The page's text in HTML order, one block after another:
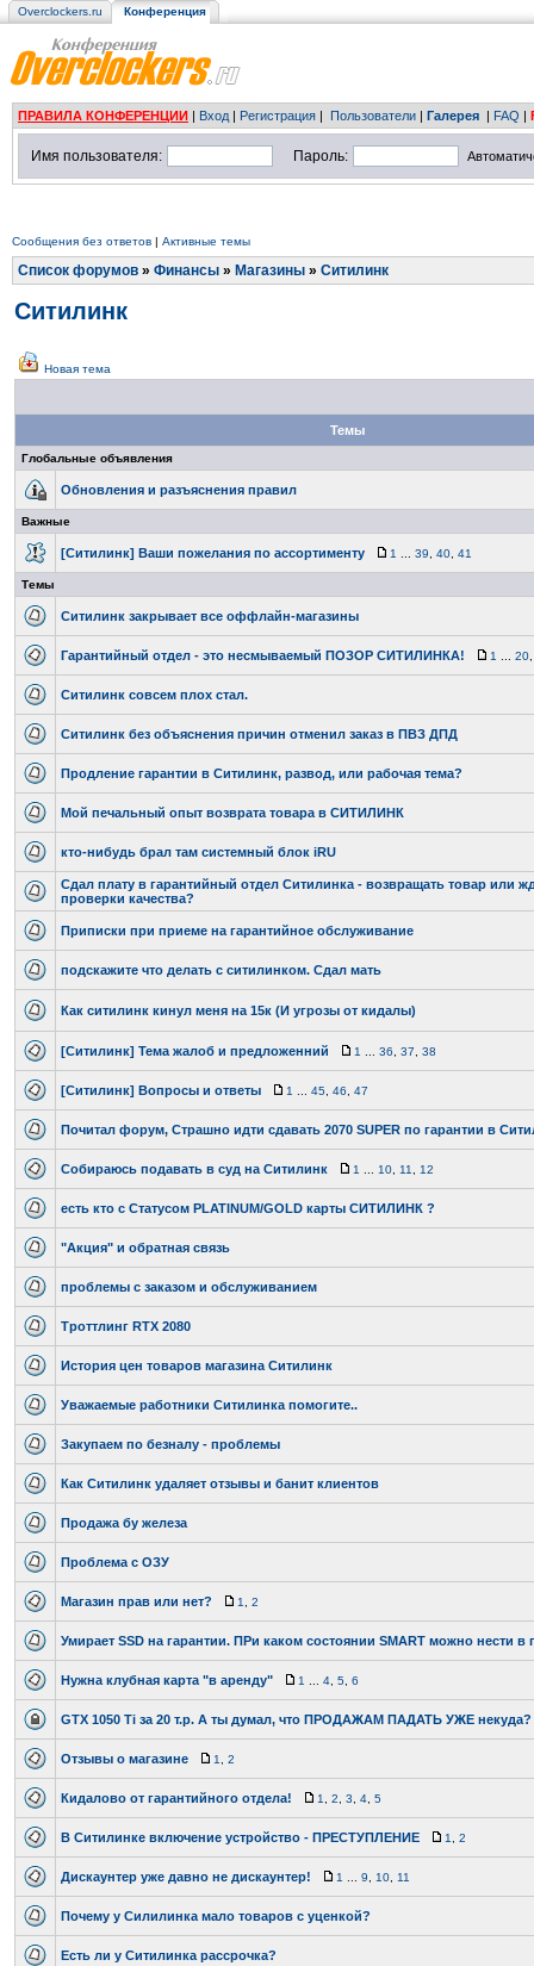
Overclockers.ru Конференция
ПРАВИЛА КОНФЕРЕНЦИИ | Вход | Регистрация | Пользователи | Галерея | FAQ |
Имя пользователя: Пароль:
Сообщения без ответов | Активные темы
Список форумов » Финансы » Магазины » Ситилинк
Ситилинк
Новая тема
Темы
Глобальные объявления
Обновления и разъяснения правил
Важные
[Ситилинк] Ваши пожелания по ассортименту 1 39 40 41
Темы
Ситилинк закрывает все оффлайн-магазины
Гарантийный отдел - это несмываемый ПОЗОР СИТИЛИНКА! 1 20
Ситилинк совсем плох стал.
Ситилинк без объяснения причин отменил заказ в ПВЗ ДПД
Продление гарантии в Ситилинк, развод, или рабочая тема?
Мой печальный опыт возврата товара в СИТИЛИНК
кто-нибудь брал там системный блок iRU
Сдал плату в гарантийный отдел Ситилинка - возвращать товар или
проверки качества?
Приписки при приеме на гарантийное обслуживание
подскажите что делать с ситилинком. Сдал мать
Как ситилинк кинул меня на 15к (И угрозы от кидалы)
[Ситилинк] Тема жалоб и предложенний 1 36 37 38
[Ситилинк] Вопросы и ответы 1 45 46 47
Почитал форум, Страшно идти сдавать 2070 SUPER по гарантии в
Собираюсь подавать в суд на Ситилинк 1 10 11 12
есть кто с Статусом PLATINUM/GOLD карты СИТИЛИНК ?
"Акция" и обратная связь
проблемы с заказом и обслуживанием
Троттлинг RTX 2080
История цен товаров магазина Ситилинк
Уважаемые работники Ситилинка помогите..
Закупаем по безналу - проблемы
Как Ситилинк удаляет отзывы и банит клиентов
Продажа бу железа
Проблема с ОЗУ
Магазин прав или нет? 1 2
Умирает SSD на гарантии. ПРи каком состоянии SMART можно нести в
Нужна клубная карта "в аренду" 1 4 5 6
GTX 1050 Ti за 20 т.р. А ты думал, что ПРОДАЖАМ ПАДАТЬ УЖЕ некуда?
Отзывы о магазине 1 2
Кидалово от гарантийного отдела! 1 2 3 4 5
В Ситилинке включение устройство - ПРЕСТУПЛЕНИЕ 1 2
Дискаунтер уже давно не дискаунтер! 1 9 10 11
Почему у Силилинка мало товаров с уценкой?
Есть ли у Ситилинка рассрочка?